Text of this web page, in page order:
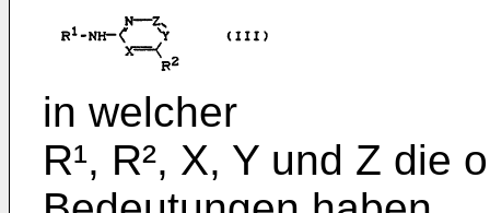
in welcher
R¹, R², X, Y und Z die